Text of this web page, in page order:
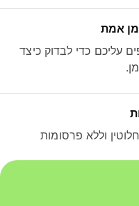
אמת
כדי לבדוק כיצד
וללא פרסומות